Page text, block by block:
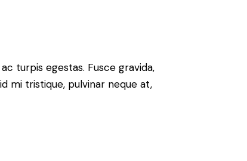
turpis egestas. Fusce gravida,
mi tristique, pulvinar neque at,